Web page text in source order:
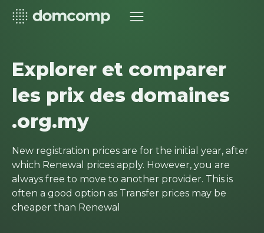
Explorer et comparer
les prix des domaines
.org.my
New registration prices are for the initial year, after
which Renewal prices apply. However, you are
always free to move to another provider. This is
often a good option as Transfer prices may be
cheaper than Renewal